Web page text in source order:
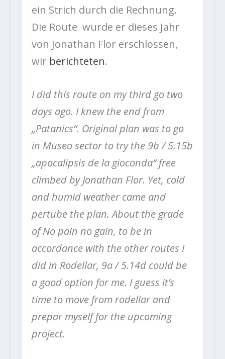
ein Strich durch die Rechnung.
Die Route wurde er dieses Jahr
von Jonathan Flor erschlossen,
wir berichteten.
I did this route on my third go two
days ago. I knew the end from
„Patanics“. Original plan was to go
in Museo sector to try the 9b / 5.15b
„apocalipsis de la gioconda“ free
climbed by Jonathan Flor. Yet, cold
and humid weather came and
pertube the plan. About the grade
of No pain no gain, to be in
accordance with the other routes I
did in Rodellar, 9a / 5.14d could be
a good option for me. I guess it’s
time to move from rodellar and
prepar myself for the upcoming
project.